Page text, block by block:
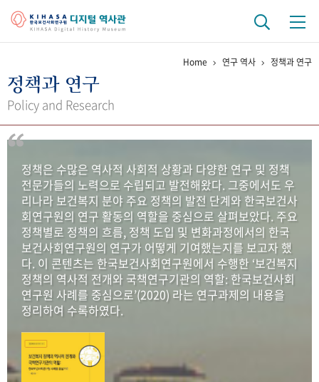
걸어온 길 기관 변천사
연구 역사
정책과 연구 키워드로 보는 연구 역사
연구자들
간행물 변천사
기록물 아카이브
사진 아카이브 문서 기록물 행정박물 영상 기록물
50+1주년 기념
성과 50선 숫자로 보는 50년
세계와 함께 한 KIHASA
Home 연구 역사 정책과 연구
정책과 연구
Policy and Research
정책은 수많은 역사적 사회적 상황과 다양한 연구 및 정책
전문가들의 노력으로 수립되고 발전해왔다. 그중에서도 우
리나라 보건복지 분야 주요 정책의 발전 단계와 한국보건사
회연구원의 연구 활동의 역할을 중심으로 살펴보았다. 주요
정책별로 정책의 흐름, 정책 도입 및 변화과정에서의 한국
보건사회연구원의 연구가 어떻게 기여했는지를 보고자 했
다. 이 콘텐츠는 한국보건사회연구원에서 수행한 ‘보건복지
정책의 역사적 전개와 국책연구기관의 역할: 한국보건사회
연구원 사례를 중심으로’(2020) 라는 연구과제의 내용을
정리하여 수록하였다.